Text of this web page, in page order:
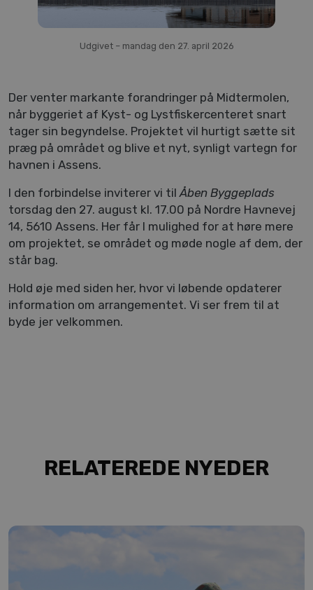
Udgivet – mandag den 27. april 2026
Der venter markante forandringer på Midtermolen,
når byggeriet af Kyst- og Lystfiskercenteret snart
tager sin begyndelse. Projektet vil hurtigt sætte sit
præg på området og blive et nyt, synligt vartegn for
havnen i Assens.
I den forbindelse inviterer vi til Åben Byggeplads
torsdag den 27. august kl. 17.00 på Nordre Havnevej
14, 5610 Assens. Her får I mulighed for at høre mere
om projektet, se området og møde nogle af dem, der
står bag.
Hold øje med siden her, hvor vi løbende opdaterer
information om arrangementet. Vi ser frem til at
byde jer velkommen.
RELATEREDE NYEDER